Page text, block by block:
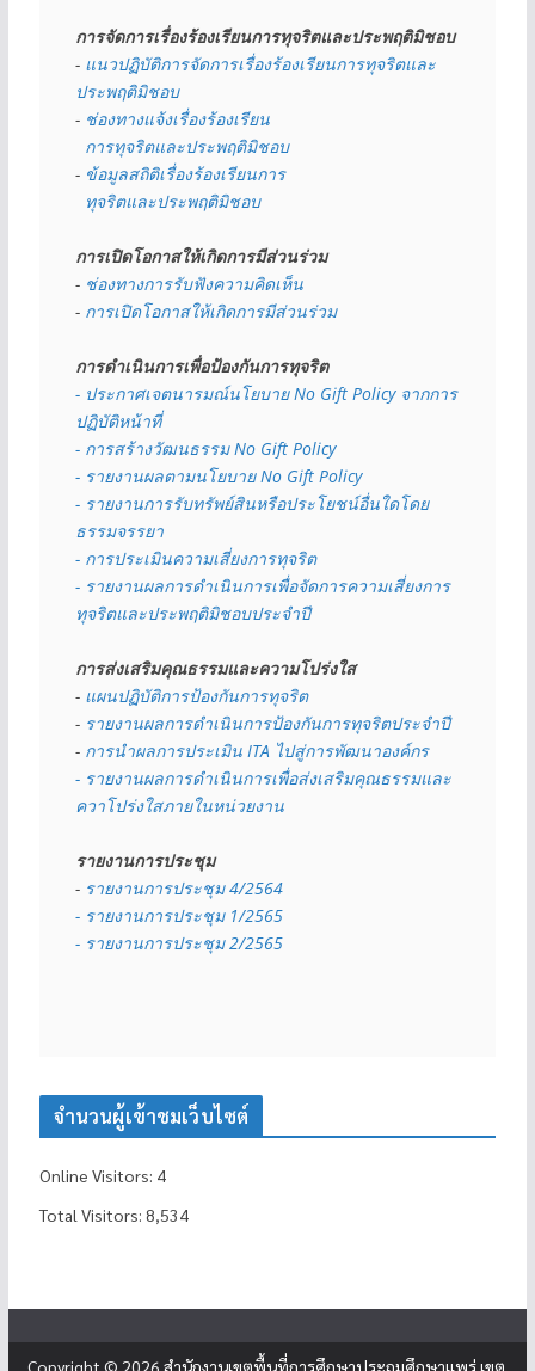
การจัดการเรื่องร้องเรียนการทุจริตและประพฤติมิชอบ
- แนวปฏิบัติการจัดการเรื่องร้องเรียนการทุจริตและ
ประพฤติมิชอบ
- ช่องทางแจ้งเรื่องร้องเรียน
  การทุจริตและประพฤติมิชอบ
- ข้อมูลสถิติเรื่องร้องเรียนการ
  ทุจริตและประพฤติมิชอบ
การเปิดโอกาสให้เกิดการมีส่วนร่วม
- ช่องทางการรับฟังความคิดเห็น
- การเปิดโอกาสให้เกิดการมีส่วนร่วม
การดำเนินการเพื่อป้องกันการทุจริต
- ประกาศเจตนารมณ์นโยบาย No Gift Policy จากการ
ปฏิบัติหน้าที่
- การสร้างวัฒนธรรม No Gift Policy
- รายงานผลตามนโยบาย No Gift Policy
- รายงานการรับทรัพย์สินหรือประโยชน์อื่นใดโดย
ธรรมจรรยา
- การประเมินความเสี่ยงการทุจริต
- รายงานผลการดำเนินการเพื่อจัดการความเสี่ยงการ
ทุจริตและประพฤติมิชอบประจำปี
การส่งเสริมคุณธรรมและความโปร่งใส
- แผนปฏิบัติการป้องกันการทุจริต
- รายงานผลการดำเนินการป้องกันการทุจริตประจำปี
- การนำผลการประเมิน ITA ไปสู่การพัฒนาองค์กร
- รายงานผลการดำเนินการเพื่อส่งเสริมคุณธรรมและ
ควาโปร่งใสภายในหน่วยงาน
รายงานการประชุม
- รายงานการประชุม 4/2564
- รายงานการประชุม 1/2565
- รายงานการประชุม 2/2565
จำนวนผู้เข้าชมเว็บไซต์
Online Visitors: 4
Total Visitors: 8,534
Copyright © 2026 สำนักงานเขตพื้นที่การศึกษาประถมศึกษาแพร่ เขต